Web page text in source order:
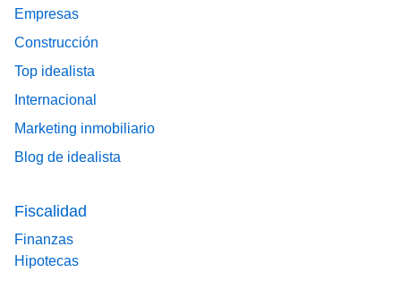
Empresas
Construcción
Top idealista
Internacional
Marketing inmobiliario
Blog de idealista
Fiscalidad
Finanzas
Hipotecas